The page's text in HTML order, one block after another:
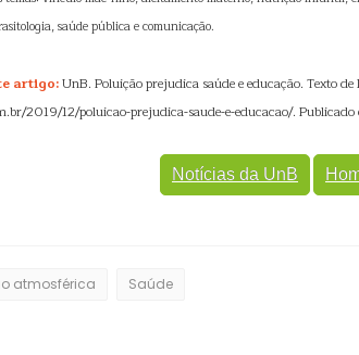
saúde pública e comunicação.
artigo:UnB. Poluição prejudica saúde e educação. Texto
2019/12/poluicao-prejudica-saude-e-educacao/.
Notícias da UnB
atmosférica Saúde